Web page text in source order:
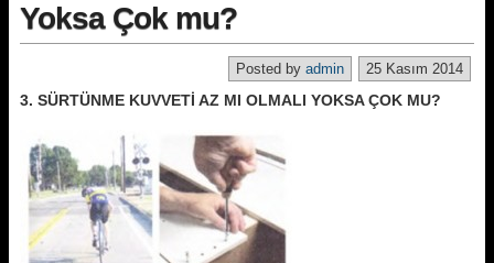
Yoksa Çok mu?
25 Kasım 2014
Posted by admin
3. SÜRTÜNME KUVVETİ AZ MI OLMALI YOKSA ÇOK MU?